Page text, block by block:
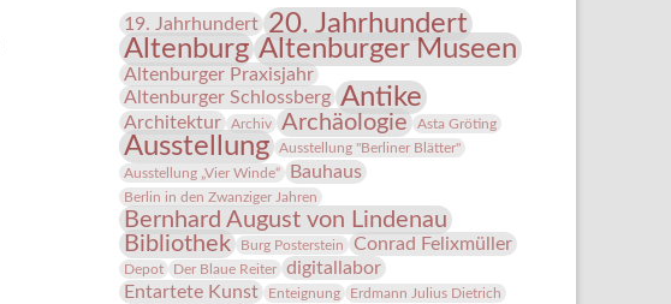
19. Jahrhundert 20. Jahrhundert
Altenburg Altenburger Museen
Altenburger Praxisjahr
Altenburger Schlossberg Antike
Architektur Archiv Archäologie Asta Gröting
Ausstellung
Ausstellung "Berliner Blätter"
Ausstellung „Vier Winde“
Bauhaus
Berlin in den Zwanziger Jahren
Bernhard August von Lindenau
Bibliothek
Burg Posterstein Conrad Felixmüller
Depot Der Blaue Reiter
digitallabor
Entartete Kunst
Enteignung
Erdmann Julius Dietrich